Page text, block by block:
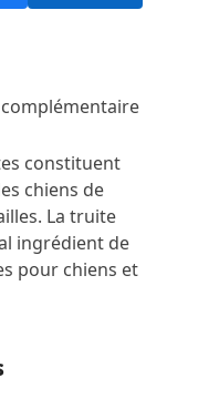
constituent
chiens de
La truite
ingrédient de
pour chiens et